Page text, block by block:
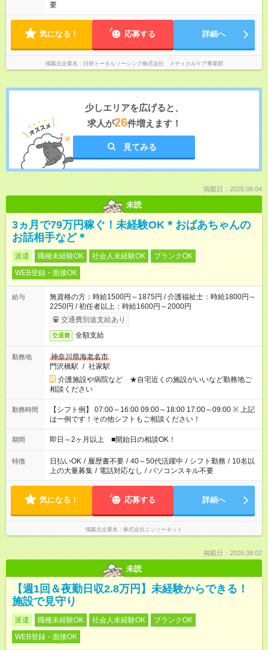
要
気になる！ 応募する 詳細へ
掲載元企業名 日研トータルソーシング株式会社 メディカルケア事業部
少しエリアを広げると、
求人が26件増えます！
見てみる
掲載日：2026.08.04
未読
3ヵ月で79万円稼ぐ！未経験OK＊おばあちゃんの
お話相手など＊
派遣 職種未経験OK 社会人未経験OK
ブランクOK
WEB登録・面接OK
給与
無資格の方：時給1500円～1875円 / 介護福祉士：時給1800円～
2250円 / 初任者以上：時給1600円～2000円
交通費別途支給あり
交通費 全額支給
勤務地
神奈川県海老名市
門沢橋駅 / 社家駅
介護施設や病院など ★自宅近くの施設がいいなど勤務地ご
相談ください
勤務時間
【シフト例】 07:00～16:00 09:00～18:00 17:00～09:00 ※ 上記
は一例です！その他シフトもご相談ください！
期間 即日～2ヶ月以上 ■開始日の相談OK！
特徴 日払いOK / 履歴書不要 / 40～50代活躍中 / シフト勤務 / 10名以
上の大量募集 / 電話対応なし / パソコンスキル不要
気になる！ 応募する 詳細へ
掲載元企業名 株式会社ニッソーネット
掲載日：2026.08.02
未読
【週1回＆夜勤日収2.8万円】未経験からできる！
施設で見守り
派遣 職種未経験OK 社会人未経験OK
ブランクOK
WEB登録・面接OK